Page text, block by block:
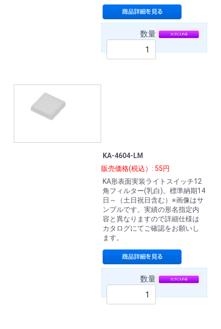
数量
KA-4604-LM
販売価格(税込）: 55円
KA形表面実装ライトスイッチ12
角フィルター(乳白)。標準納期14
日～（土日祝日含む）※画像はサ
ンプルです。実績の形名指定内
容と異なりますので詳細仕様は
カタログにてご確認をお願いし
ます。
数量